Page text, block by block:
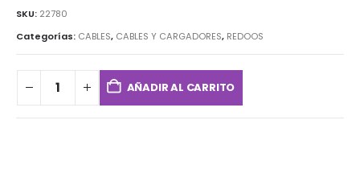
SKU: 22780
Categorías: CABLES, CABLES Y CARGADORES, REDOOS
AÑADIR AL CARRITO